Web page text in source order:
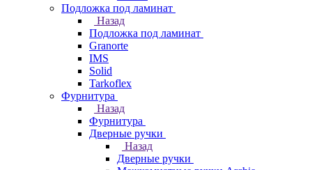
Подложка под ламинат
Назад
Подложка под ламинат
Granorte
IMS
Solid
Tarkoflex
Фурнитура
Назад
Фурнитура
Дверные ручки
Назад
Дверные ручки